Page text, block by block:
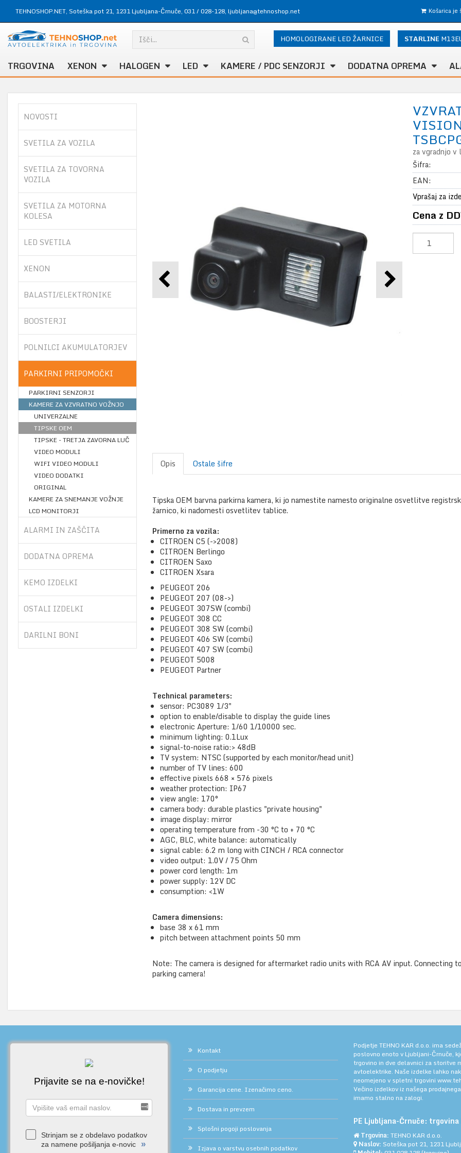
TEHNOSHOP.NET, Soteška pot 21, 1231 Ljubljana-Črnuče, 031 / 028-128, ljubljana@tehnoshop.net Košarica je
STARLINE
HOMOLOGIRANE LED ŽARNICE
TRGOVINA XENON HALOGEN LED KAMERE / PDC SENZORJI DODATNA OPREMA
NOVOSTI
SVETILA ZA VOZILA
SVETILA ZA TOVORNA
VOZILA
SVETILA ZA MOTORNA
KOLESA
LED SVETILA
XENON
BALASTI/ELEKTRONIKE
BOOSTERJI
POLNILCI AKUMULATORJEV
PARKIRNI PRIPOMOČKI
PARKIRNI SENZORJI
KAMERE ZA VZVRATNO VOŽNJO
UNIVERZALNE
TIPSKE OEM
TIPSKE - TRETJA ZAVORNA LUČ
VIDEO MODULI
WIFI VIDEO MODULI
VIDEO DODATKI
ORIGINAL
KAMERE ZA SNEMANJE VOŽNJE
LCD MONITORJI
ALARMI IN ZAŠČITA
DODATNA OPREMA
KEMO IZDELKI
OSTALI IZDELKI
DARILNI BONI
za vgradnjo
Šifra:
EAN:
Vprašaj za
Cena z
Opis Ostale šifre
Tipska OEM barvna parkirna kamera, ki jo namestite namesto originalne osvetlitve
žarnico, ki nadomesti osvetlitev tablice.
Primerno za vozila:
CITROEN C5 (->2008)
CITROEN Berlingo
CITROEN Saxo
CITROEN Xsara
PEUGEOT 206
PEUGEOT 207 (08->)
PEUGEOT 307SW (combi)
PEUGEOT 308 CC
PEUGEOT 308 SW (combi)
PEUGEOT 406 SW (combi)
PEUGEOT 407 SW (combi)
PEUGEOT 5008
PEUGEOT Partner
Technical parameters:
sensor: PC3089 1/3"
option to enable/disable to display the guide lines
electronic Aperture: 1/60 1/10000 sec.
minimum lighting: 0.1Lux
signal-to-noise ratio:> 48dB
TV system: NTSC (supported by each monitor/head unit)
number of TV lines: 600
effective pixels 668 × 576 pixels
weather protection: IP67
view angle: 170°
camera body: durable plastics "private housing"
image display: mirror
operating temperature from -30 °C to + 70 °C
AGC, BLC, white balance: automatically
signal cable: 6.2 m long with CINCH / RCA connector
video output: 1.0V / 75 Ohm
power cord length: 1m
power supply: 12V DC
consumption: <1W
Camera dimensions:
base 38 x 61 mm
pitch between attachment points 50 mm
Note: The camera is designed for aftermarket radio units with RCA AV input. Connecting
parking camera!
Prijavite se na e-novičke!
Strinjam se z obdelavo podatkov
za namene pošiljanja e-novic
»
Kontakt
O podjetju
Garancija cene. Izenačimo ceno.
Dostava in prevzem
Splošni pogoji poslovanja
Izjava o varstvu osebnih podatkov
Podjetje TEHNO KAR d.o.o. ima
poslovno enoto v Ljubljani-Črnuče,
trgovino in dve delavnici za storitve
avtoelektrike. Naše izdelke lahko
neomejeno v spletni trgovini
Večino izdelkov iz našega
imamo stalno na zalogi.
PE Ljubljana-Črnuče:
Trgovina: TEHNO KAR d.o.o.
Naslov: Soteška pot 21, 1231